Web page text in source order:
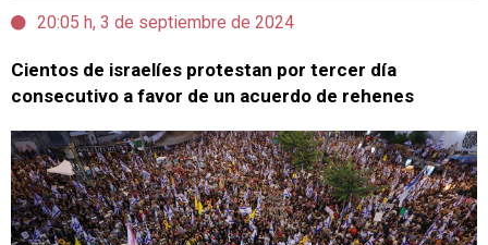
20:05 h, 3 de septiembre de 2024
Cientos de israelíes protestan por tercer día
consecutivo a favor de un acuerdo de rehenes